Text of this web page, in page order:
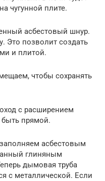
чугунной плите.
асбестовый шнур.
Это позволит создать
и плитой.
чтобы сохранять
с расширением
прямой.
асбестовым
глиняным
дымовая труба
с металлической. Если